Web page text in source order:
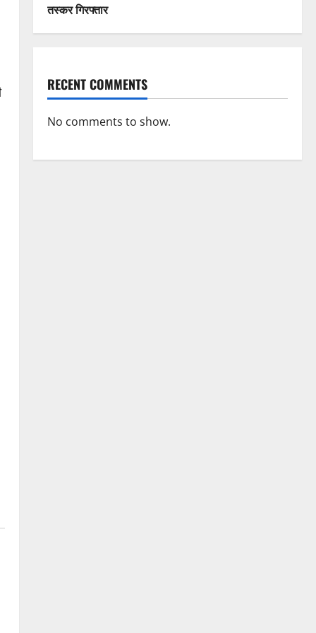
तस्कर गिरफ्तार
RECENT COMMENTS
No comments to show.